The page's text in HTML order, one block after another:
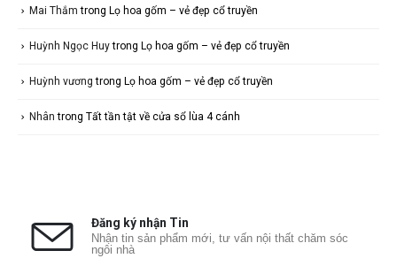
Mai Thắm trong Lọ hoa gốm – vẻ đẹp cổ truyền
Huỳnh Ngọc Huytrong Lọ hoa gốm – vẻ đẹp cổ truyền
Huỳnh vương trong Lọ hoa gốm – vẻ đẹp cổ truyền
Nhân trong Tất tần tật về cửa sổ lùa 4 cánh
Đăng ký nhận Tin
Nhận tin sản phẩm mới, tư vấn nội thất chăm sóc
ngôi nhà